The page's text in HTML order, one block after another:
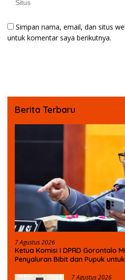
Simpan nama, email, dan situs
untuk komentar saya berikutnya.
Berita Terbaru
7 Agustus 2026
Ketua Komisi I DPRD Gorontalo
Penyaluran Bibit dan Pupuk
7 Agustus 2026